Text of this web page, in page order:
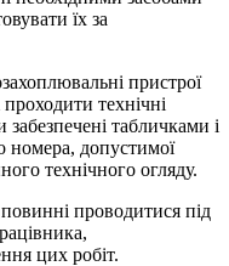
їх за
пристрої
технічні
табличками і
номера, допустимої
технічного огляду.
проводитися під
цих робіт.